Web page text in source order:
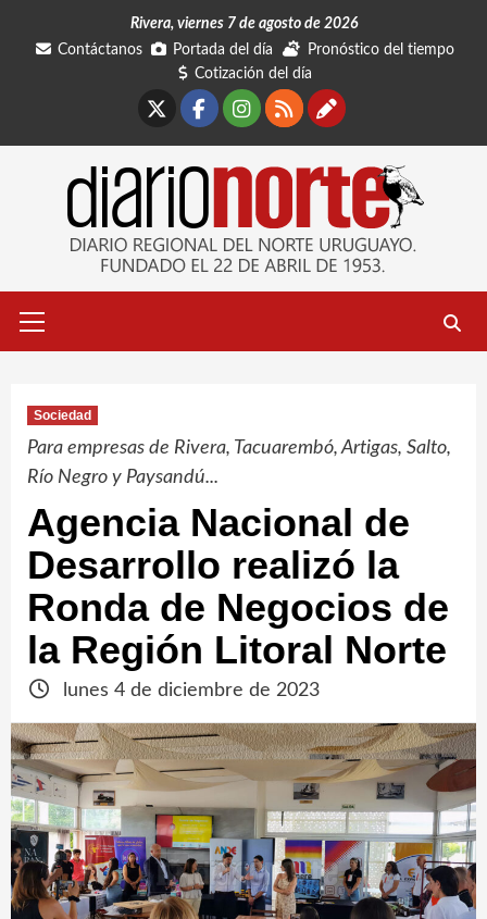
Rivera, viernes 7 de agosto de 2026
Contáctanos
Portada del día
Pronóstico del tiempo
Cotización del día
Facebook
Instagram
RSSContáctanos
primario
Sociedad
Para empresas de Rivera, Tacuarembó, Artigas, Salto,
Río Negro y Paysandú...
Agencia Nacional de
Desarrollo realizó la
Ronda de Negocios de
la Región Litoral Norte
lunes 4 de diciembre de 2023